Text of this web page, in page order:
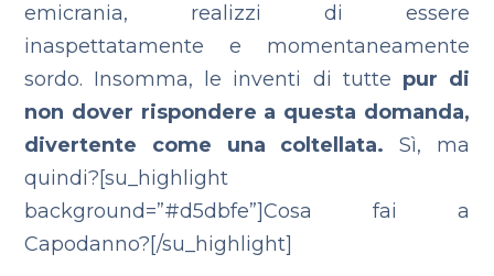
emicrania, realizzi di essere
inaspettatamente e momentaneamente
sordo. Insomma, le inventi di tutte pur di
non dover rispondere a questa domanda,
divertente come una coltellata. Sì, ma
quindi?[su_highlight
background=”#d5dbfe”]Cosa fai a
Capodanno?[/su_highlight]